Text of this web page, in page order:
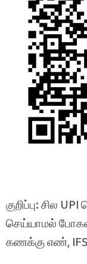
குறிப்பு: சில
செய்யாமல்
கணக்கு எண்,